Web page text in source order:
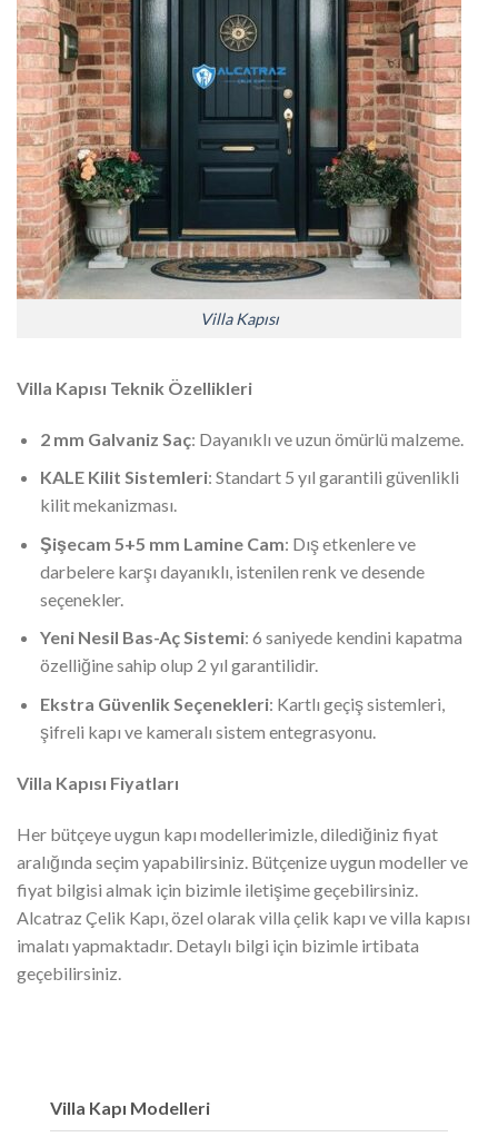
Villa Kapısı
Villa Kapısı Teknik Özellikleri
2 mm Galvaniz Saç: Dayanıklı ve uzun ömürlü malzeme.
KALE Kilit Sistemleri: Standart 5 yıl garantili güvenlikli
kilit mekanizması.
Şişecam 5+5 mm Lamine Cam: Dış etkenlere ve
darbelere karşı dayanıklı, istenilen renk ve desende
seçenekler.
Yeni Nesil Bas-Aç Sistemi: 6 saniyede kendini kapatma
özelliğine sahip olup 2 yıl garantilidir.
Ekstra Güvenlik Seçenekleri: Kartlı geçiş sistemleri,
şifreli kapı ve kameralı sistem entegrasyonu.
Villa Kapısı Fiyatları
Her bütçeye uygun kapı modellerimizle, dilediğiniz fiyat
aralığında seçim yapabilirsiniz. Bütçenize uygun modeller ve
fiyat bilgisi almak için bizimle iletişime geçebilirsiniz.
Alcatraz Çelik Kapı, özel olarak villa çelik kapı ve villa kapısı
imalatı yapmaktadır. Detaylı bilgi için bizimle irtibata
geçebilirsiniz.
Villa Kapı Modelleri